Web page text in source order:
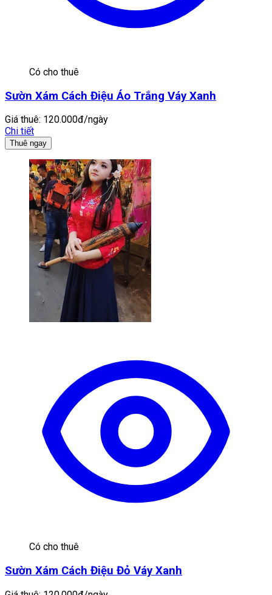
Có cho thuê
Sườn Xám Cách Điệu Áo Trắng Váy Xanh
Giá thuê: 120.000đ/ngày
Chi tiết
Thuê ngay
Có cho thuê
Sườn Xám Cách Điệu Đỏ Váy Xanh